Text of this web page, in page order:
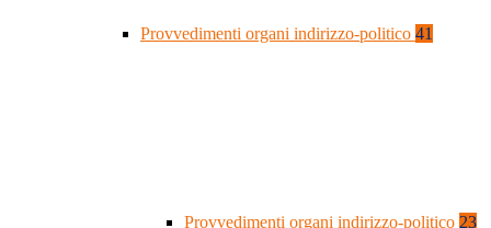
Provvedimenti organi indirizzo-politico 41
Provvedimenti organi indirizzo-politico 23